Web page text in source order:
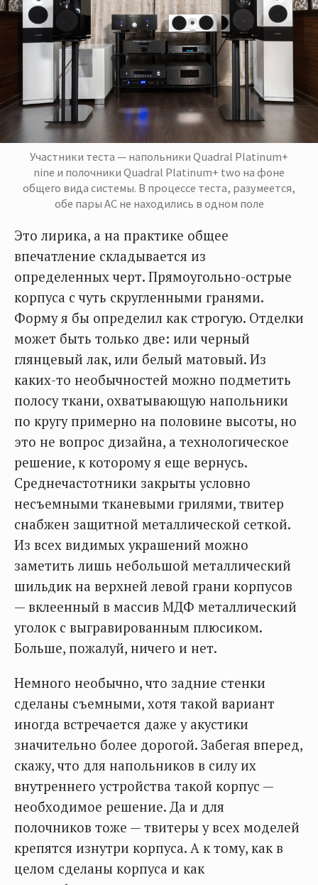
Участники теста — напольники Quadral Platinum+
nine и полочники Quadral Platinum+ two на фоне
общего вида системы. В процессе теста, разумеется,
обе пары АС не находились в одном поле
Это лирика, а на практике общее
впечатление складывается из
определенных черт. Прямоугольно-острые
корпуса с чуть скругленными гранями.
Форму я бы определил как строгую. Отделки
может быть только две: или черный
глянцевый лак, или белый матовый. Из
каких-то необычностей можно подметить
полосу ткани, охватывающую напольники
по кругу примерно на половине высоты, но
это не вопрос дизайна, а технологическое
решение, к которому я еще вернусь.
Среднечастотники закрыты условно
несъемными тканевыми грилями, твитер
снабжен защитной металлической сеткой.
Из всех видимых украшений можно
заметить лишь небольшой металлический
шильдик на верхней левой грани корпусов
— вклеенный в массив МДФ металлический
уголок с выгравированным плюсиком.
Больше, пожалуй, ничего и нет.
Немного необычно, что задние стенки
сделаны съемными, хотя такой вариант
иногда встречается даже у акустики
значительно более дорогой. Забегая вперед,
скажу, что для напольников в силу их
внутреннего устройства такой корпус —
необходимое решение. Да и для
полочников тоже — твитеры у всех моделей
крепятся изнутри корпуса. А к тому, как в
целом сделаны корпуса и как